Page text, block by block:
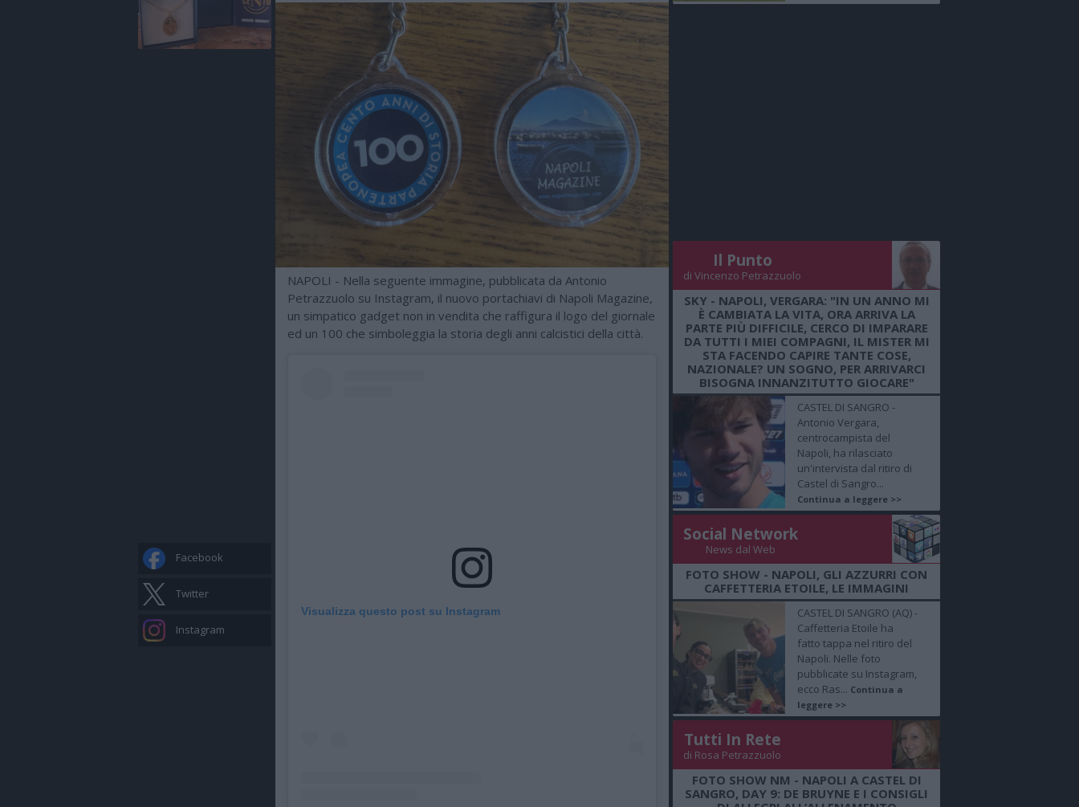
Facebook
Twitter
Instagram
NAPOLI - Nella seguente immagine, pubblicata da Antonio
Petrazzuolo su Instagram, il nuovo portachiavi di Napoli Magazine,
un simpatico gadget non in vendita che raffigura il logo del giornale
ed un 100 che simboleggia la storia degli anni calcistici della città.
Visualizza questo post su Instagram
Il Punto
di Vincenzo Petrazzuolo
SKY - NAPOLI, VERGARA: "IN UN ANNO MI
È CAMBIATA LA VITA, ORA ARRIVA LA
PARTE PIÙ DIFFICILE, CERCO DI IMPARARE
DA TUTTI I MIEI COMPAGNI, IL MISTER MI
STA FACENDO CAPIRE TANTE COSE,
NAZIONALE? UN SOGNO, PER ARRIVARCI
BISOGNA INNANZITUTTO GIOCARE"
CASTEL DI SANGRO -
Antonio Vergara,
centrocampista del
Napoli, ha rilasciato
un'intervista dal ritiro di
Castel di Sangro...
Continua a leggere >>
Social Network
News dal Web
FOTO SHOW - NAPOLI, GLI AZZURRI CON
CAFFETTERIA ETOILE, LE IMMAGINI
CASTEL DI SANGRO (AQ) -
Caffetteria Etoile ha
fatto tappa nel ritiro del
Napoli. Nelle foto
pubblicate su Instagram,
ecco Ras... Continua a
leggere >>
Tutti In Rete
di Rosa Petrazzuolo
FOTO SHOW NM - NAPOLI A CASTEL DI
SANGRO, DAY 9: DE BRUYNE E I CONSIGLI